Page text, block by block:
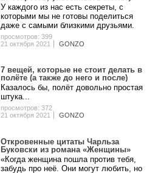
У каждого из нас есть секреты, с
которыми мы не готовы поделиться
даже с самыми близкими друзьями.
просмотров: 399
21 октября 2021
GONZO
7 вещей, которые не стоит делать в
полёте (а также до него и после)
Казалось бы, полёт довольно простая
штука...
просмотров: 372
21 октября 2021
GONZO
Откровенные цитаты Чарльза
Буковски из романа «Женщины»
«Когда женщина пошла против тебя,
забудь про неё. Они могут любить, но